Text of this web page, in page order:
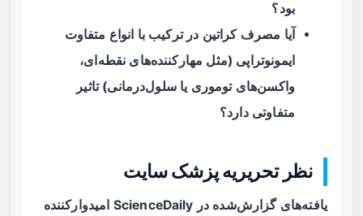
بود؟
آیا مصرف کراتین در ترکیب با انواع متفاوت
ایمونوتراپی (مثل مهارکننده‌های نقطه‌ای،
واکسن‌های توموری یا سلول‌درمانی) تاثیر
متفاوتی دارد؟
نظر تحریریه پزشک سایت
یافته‌های گزارش‌شده در ScienceDaily امیدوارکننده